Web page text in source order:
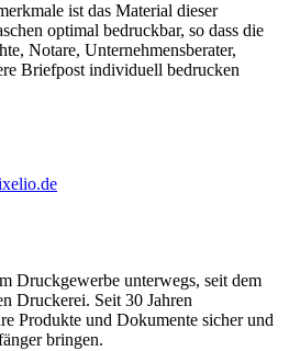
ist das Material dieser
optimal bedruckbar, so dass die
Notare, Unternehmensberater,
Briefpost individuell bedrucken
Druckgewerbe unterwegs, seit dem
Druckerei. Seit 30 Jahren
Produkte und Dokumente sicher und
bringen.